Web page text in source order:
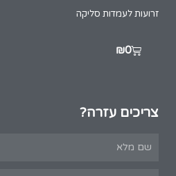
זרועות לעמדות סליקה
₪0
צריכים עזרה?